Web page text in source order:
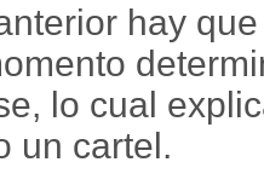
hay
lo cual
un cartel.